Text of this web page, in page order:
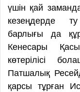
үшін қай
кезеңдерде
барлығы да
Кенесары
көтерілісі
Патшалық
қарсы тұрған